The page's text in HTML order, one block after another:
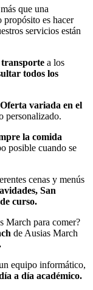
que una
propósito es hacer
servicios están
a los
todos los
variada en el
personalizado.
la comida
posible cuando se
cenas y menús
San
curso.
March para comer?
de Ausias March
equipo informático,
a día académico.